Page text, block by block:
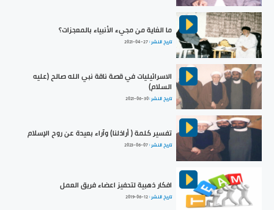
ما الغاية من مجيء الأنبياء بالمعجزات؟
تاريخ النشر :2021-04-27
الاسرائيليات في قصة ناقة نبي الله صالح (عليه
السلام)
تاريخ النشر :2021-06-30
تفسير كلمة ( أراذلنا) وآراء بعيدة عن روح الإسلام
تاريخ النشر :2023-06-07
افكار ذهبية لتحفيز اعضاء فريق العمل
تاريخ النشر :2019-06-12